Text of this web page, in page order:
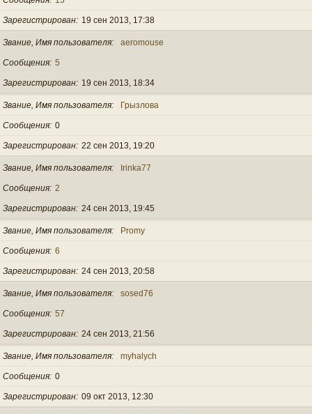
Зарегистрирован 19 сен 2013, 17:38
Звание, Имя пользователя aeromouse
Сообщения 5
Зарегистрирован 19 сен 2013, 18:34
Звание, Имя пользователя Грызлова
Сообщения 0
Зарегистрирован 22 сен 2013, 19:20
Звание, Имя пользователя Irinka77
Сообщения 2
Зарегистрирован 24 сен 2013, 19:45
Звание, Имя пользователя Promy
Сообщения 6
Зарегистрирован 24 сен 2013, 20:58
Звание, Имя пользователя sosed76
Сообщения 57
Зарегистрирован 24 сен 2013, 21:56
Звание, Имя пользователя myhalych
Сообщения 0
Зарегистрирован 09 окт 2013, 12:30